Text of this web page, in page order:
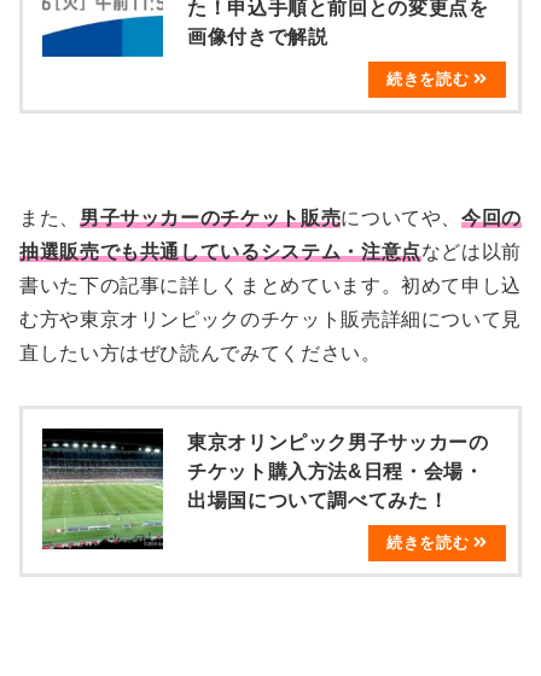
た！申込手順と前回との変更点を
画像付きで解説
また、 男子サッカーのチケット販売についてや、今回の
抽選販売でも共通しているシステム・注意点などは以前
書いた下の記事に詳しくまとめています。初めて申し込
む方や東京オリンピックのチケット販売詳細について見
直したい方はぜひ読んでみてください。
東京オリンピック男子サッカーの
チケット購入方法&日程・会場・
出場国について調べてみた！